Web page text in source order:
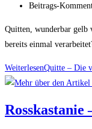
Beitrags-
Quitten, wunderbar gelb
bereits einmal
WeiterlesenQuitte – Die